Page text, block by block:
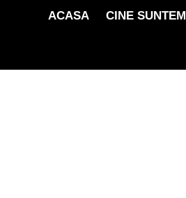
ACASA CINE SUNTEM